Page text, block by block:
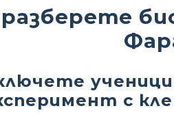
разберете
с